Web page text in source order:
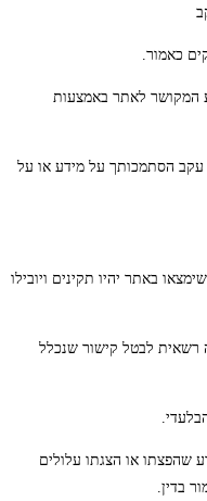
כאמור.
המקושר לאתר באמצעות
הסתמכותך על מידע או על
באתר יהיו תקינים ויובילו
רשאית לבטל קישור שנכלל
שהפצתו או הצגתו עלולים
בדין.